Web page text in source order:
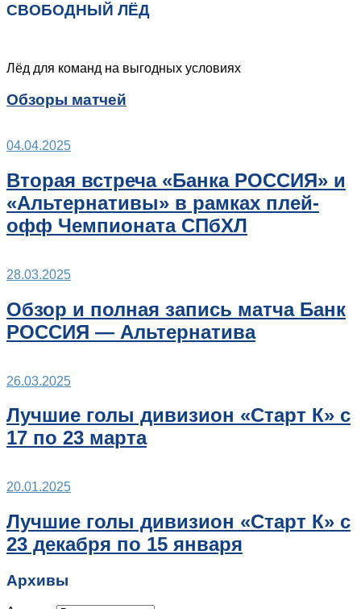
СВОБОДНЫЙ ЛЁД
Лёд для команд на выгодных условиях
Обзоры матчей
04.04.2025
Вторая встреча «Банка РОССИЯ» и
«Альтернативы» в рамках плей-
офф Чемпионата СПбХЛ
28.03.2025
Обзор и полная запись матча Банк
РОССИЯ — Альтернатива
26.03.2025
Лучшие голы дивизион «Старт К» с
17 по 23 марта
20.01.2025
Лучшие голы дивизион «Старт К» с
23 декабря по 15 января
Архивы